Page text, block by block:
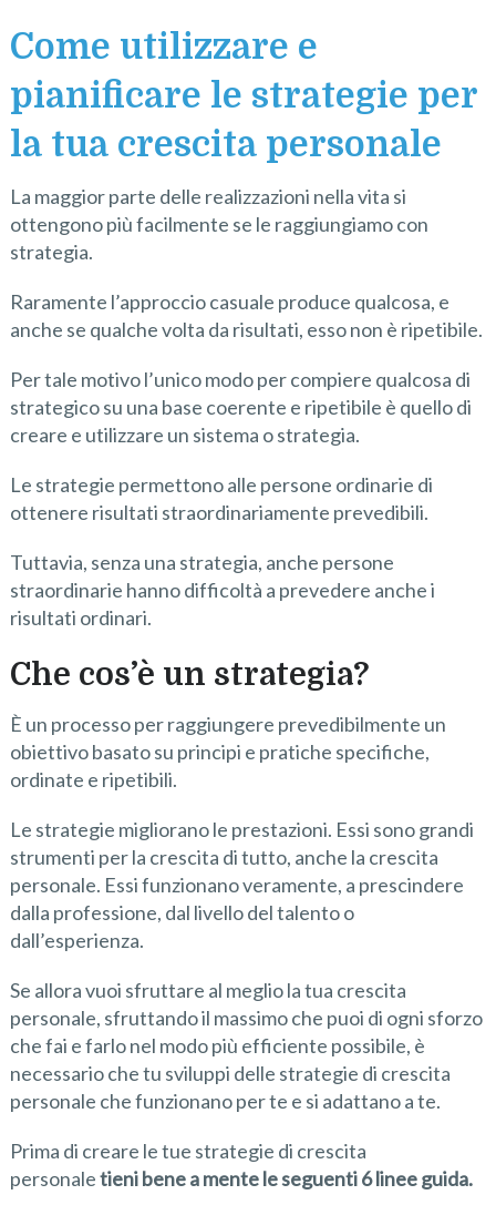
Come utilizzare e
pianificare le strategie per
la tua crescita personale
La maggior parte delle realizzazioni nella vita si
ottengono più facilmente se le raggiungiamo con
strategia.
Raramente l’approccio casuale produce qualcosa, e
anche se qualche volta da risultati, esso non è ripetibile.
Per tale motivo l’unico modo per compiere qualcosa di
strategico su una base coerente e ripetibile è quello di
creare e utilizzare un sistema o strategia.
Le strategie permettono alle persone ordinarie di
ottenere risultati straordinariamente prevedibili.
Tuttavia, senza una strategia, anche persone
straordinarie hanno difficoltà a prevedere anche i
risultati ordinari.
Che cos’è un strategia?
È un processo per raggiungere prevedibilmente un
obiettivo basato su principi e pratiche specifiche,
ordinate e ripetibili.
Le strategie migliorano le prestazioni. Essi sono grandi
strumenti per la crescita di tutto, anche la crescita
personale. Essi funzionano veramente, a prescindere
dalla professione, dal livello del talento o
dall’esperienza.
Se allora vuoi sfruttare al meglio la tua crescita
personale, sfruttando il massimo che puoi di ogni sforzo
che fai e farlo nel modo più efficiente possibile, è
necessario che tu sviluppi delle strategie di crescita
personale che funzionano per te e si adattano a te.
Prima di creare le tue strategie di crescita
personaletieni bene a mente le seguenti 6 linee guida.